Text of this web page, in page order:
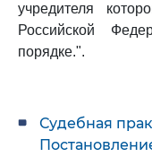
учредителя
Российской
порядке.".
Судебная